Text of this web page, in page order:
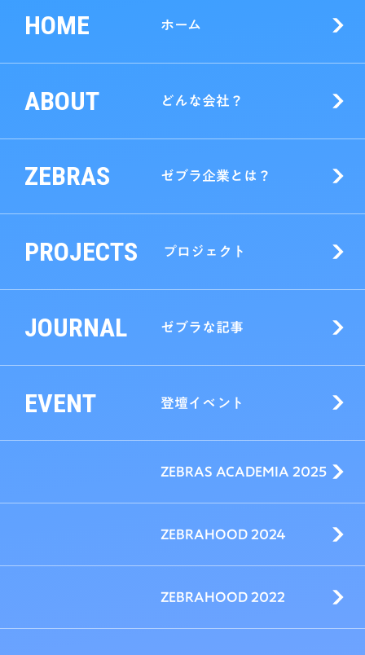
HOME ホーム
ABOUT どんな会社？
ZEBRAS ゼブラ企業とは？
PROJECTS プロジェクト
JOURNAL ゼブラな記事
EVENT 登壇イベント
ZEBRAS ACADEMIA 2025
ZEBRAHOOD 2024
ZEBRAHOOD 2022